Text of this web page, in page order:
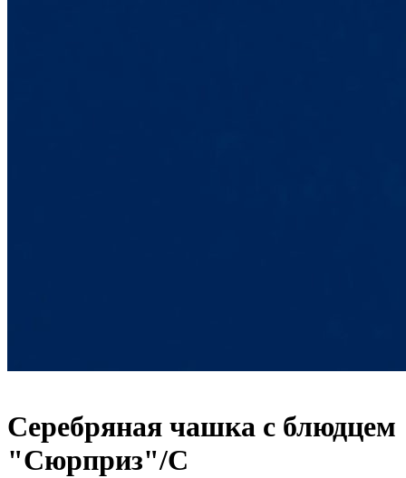
Серебряная чашка с блюдцем
"Сюрприз"/С